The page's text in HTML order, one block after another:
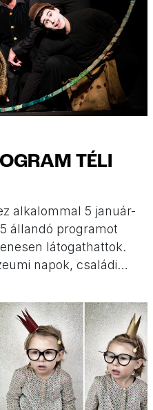
TÉLI
alkalommal 5 január-
állandó programot
látogathattok.
napok, családi
és
programok is!